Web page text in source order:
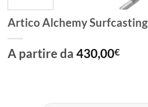
Artico Alchemy Surfcasting
A partire da 430,00€